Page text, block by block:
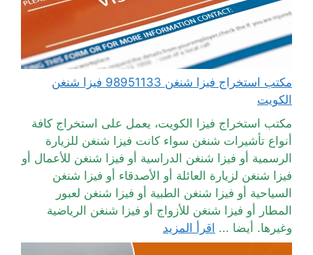
مكتب استخراج فيزا شنغن 98951133 فيزا شنغن
الكويت
مكتب استخراج فيزا الكويت، يعمل على استخراج كافة
أنواع تأشيرات شنغن سواء كانت فيزا شنغن للزيارة
الرسمية أو فيزا شنغن الدراسية أو فيزا شنغن للأعمال أو
فيزا شنغن لزيارة العائلة أو الأصدقاء أو فيزا شنغن
السياحية أو فيزا شنغن الطبية أو فيزا شنغن لعبور
المطار أو فيزا شنغن للأزواج أو فيزا شنغن الرياضية
وغيرها. أيضا ... اقرأ المزيد